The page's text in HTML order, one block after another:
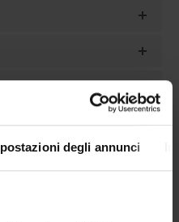
degli annunci